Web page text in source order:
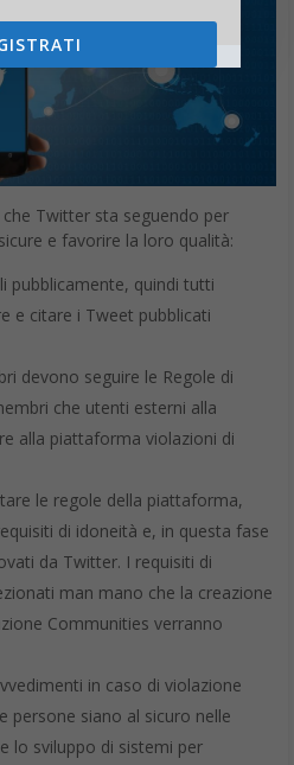
Twitter sta seguendo per
e favorire la loro qualità:
pubblicamente, quindi tutti
e citare i Tweet pubblicati
devono seguire le Regole di
che utenti esterni alla
alla piattaforma violazioni di
le regole della piattaforma,
di idoneità e, in questa fase
da Twitter. I requisiti di
man mano che la creazione
Communities verranno
in caso di violazione
persone siano al sicuro nelle
lo sviluppo di sistemi per